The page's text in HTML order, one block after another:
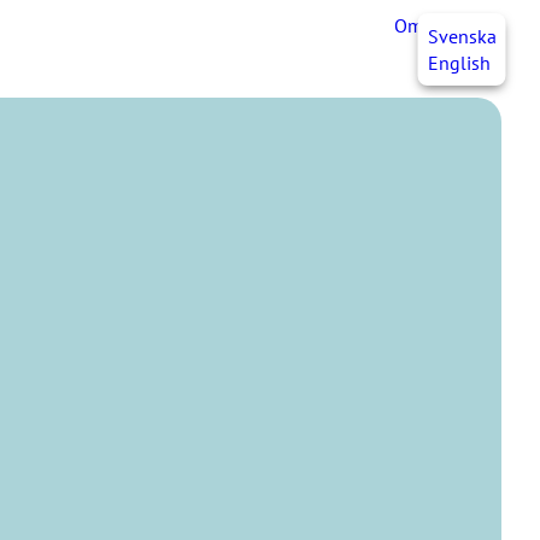
OmaJHLSvenska
English